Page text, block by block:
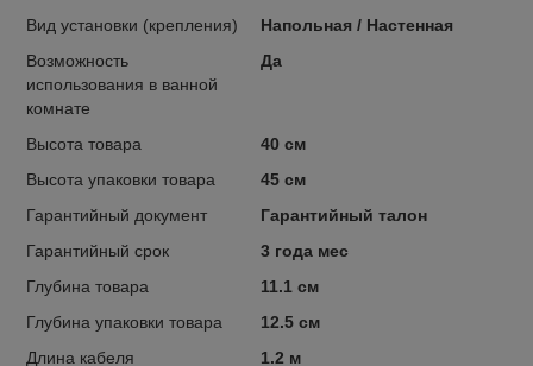
Вид установки (крепления)
Напольная / Настенная
Возможность
использования в ванной
комнате
Да
Высота товара
40 см
Высота упаковки товара
45 см
Гарантийный документ
Гарантийный талон
Гарантийный срок
3 года мес
Глубина товара
11.1 см
Глубина упаковки товара
12.5 см
Длина кабеля
1.2 м